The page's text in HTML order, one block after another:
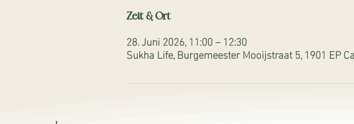
Zeit & Ort
28. Juni 2026, 11:00 – 12:30
Sukha Life, Burgemeester Mooijstraat 5, 1901 EP